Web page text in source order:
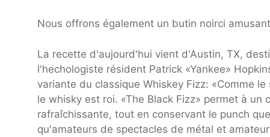
Nous offrons également un butin noirci
La recette d'aujourd'hui vient d'Austin, TX,
l'hechologiste résident Patrick «Yankee»
variante du classique Whiskey Fizz: «Comme
le whisky est roi. «The Black Fizz» permet à
rafraîchissante, tout en conservant le punch
qu'amateurs de spectacles de métal et